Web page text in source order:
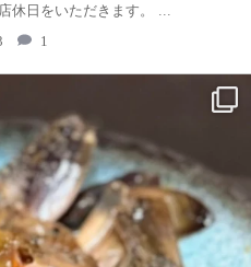
休日をいただきます。
1